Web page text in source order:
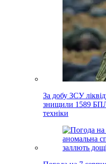
За добу ЗСУ
знищили 1589
техніки